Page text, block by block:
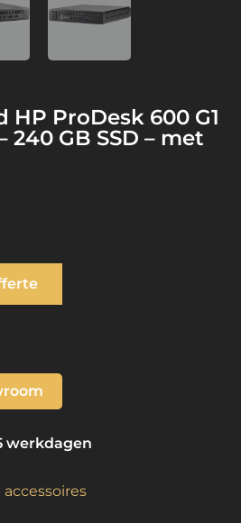
HP ProDesk 600 G1
240 GB SSD – met
werkdagen